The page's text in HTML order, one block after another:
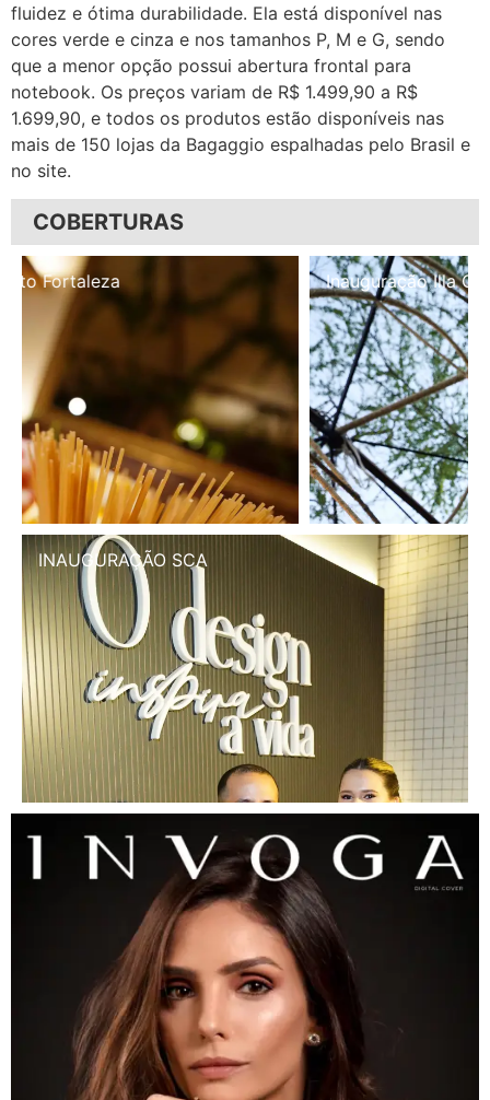
fluidez e ótima durabilidade. Ela está disponível nas
cores verde e cinza e nos tamanhos P, M e G, sendo
que a menor opção possui abertura frontal para
notebook. Os preços variam de R$ 1.499,90 a R$
1.699,90, e todos os produtos estão disponíveis nas
mais de 150 lojas da Bagaggio espalhadas pelo Brasil e
no site.
COBERTURAS
Inauguração Illa Café
INAUGURAÇÃO SCA